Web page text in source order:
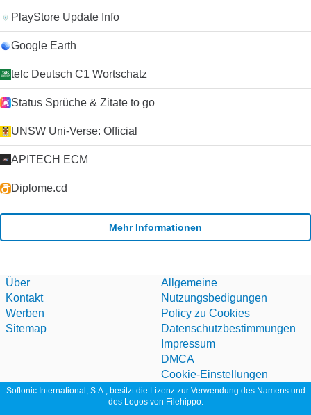
PlayStore Update Info
Google Earth
telc Deutsch C1 Wortschatz
Status Sprüche & Zitate to go
UNSW Uni-Verse: Official
APITECH ECM
Diplome.cd
Mehr Informationen
Über
Kontakt
Werben
Sitemap
Allgemeine
Nutzungsbedigungen
Policy zu Cookies
Datenschutzbestimmungen
Impressum
DMCA
Cookie-Einstellungen
Softonic International, S.A., besitzt die Lizenz zur Verwendung des Namens und
des Logos von Filehippo.